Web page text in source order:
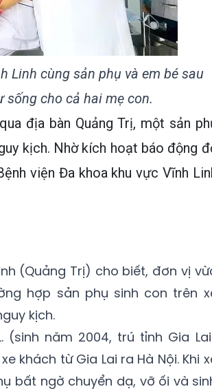
Linh cùng sản phụ và em bé sau
cho cả hai mẹ con.
địa bàn Quảng Trị, một sản
kịch. Nhờ kích hoạt báo động
viện Đa khoa khu vực Vĩnh
(Quảng Trị) cho biết, đơn vị
hợp sản phụ sinh con trên
kịch.
(sinh năm 2004, trú tỉnh Gia
khách từ Gia Lai ra Hà Nội. Khi
bất ngờ chuyển dạ, vỡ ối và